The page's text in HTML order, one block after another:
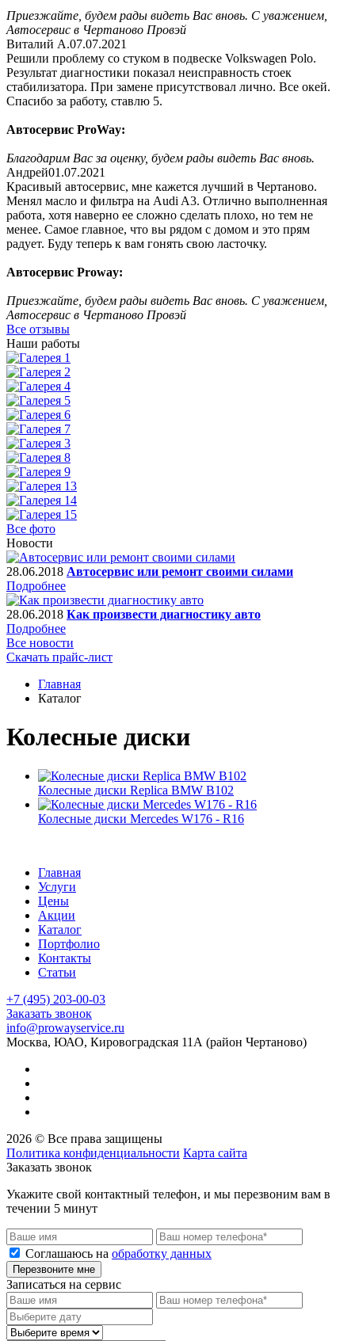
Приезжайте, будем рады видеть Вас вновь. С уважением,
Автосервис в Чертаново Провэй
Виталий А.07.07.2021
Решили проблему со стуком в подвеске Volkswagen Polo.
Результат диагностики показал неисправность стоек
стабилизатора. При замене присутствовал лично. Все окей.
Спасибо за работу, ставлю 5.
Автосервис ProWay:
Благодарим Вас за оценку, будем рады видеть Вас вновь.
Андрей01.07.2021
Красивый автосервис, мне кажется лучший в Чертаново.
Менял масло и фильтра на Audi A3. Отлично выполненная
работа, хотя наверно ее сложно сделать плохо, но тем не
менее. Самое главное, что вы рядом с домом и это прям
радует. Буду теперь к вам гонять свою ласточку.
Автосервис Proway:
Приезжайте, будем рады видеть Вас вновь. С уважением,
Автосервис в Чертаново Провэй
Все отзывы
Наши работы
Все фото
Новости
28.06.2018 Автосервис или ремонт своими силами
Подробнее
28.06.2018 Как произвести диагностику авто
Подробнее
Все новости
Скачать прайс-лист
Главная
Каталог
Колесные диски
Колесные диски Replica BMW B102
Колесные диски Mercedes W176 - R16
Главная
Услуги
Цены
Акции
Каталог
Портфолио
Контакты
Статьи
+7 (495) 203-00-03
Заказать звонок
info@prowayservice.ru
Москва, ЮАО, Кировоградская 11А (район Чертаново)
2026 © Все права защищены
Политика конфиденциальности Карта сайта
Заказать звонок
Укажите свой контактный телефон, и мы перезвоним вам в
течении 5 минут
Соглашаюсь на обработку данных
Перезвоните мне
Записаться на сервис